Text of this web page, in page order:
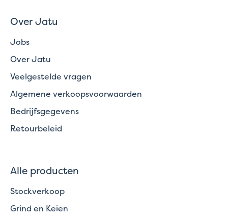
Over Jatu
Jobs
Over Jatu
Veelgestelde vragen
Algemene verkoopsvoorwaarden
Bedrijfsgegevens
Retourbeleid
Alle producten
Stockverkoop
Grind en Keien